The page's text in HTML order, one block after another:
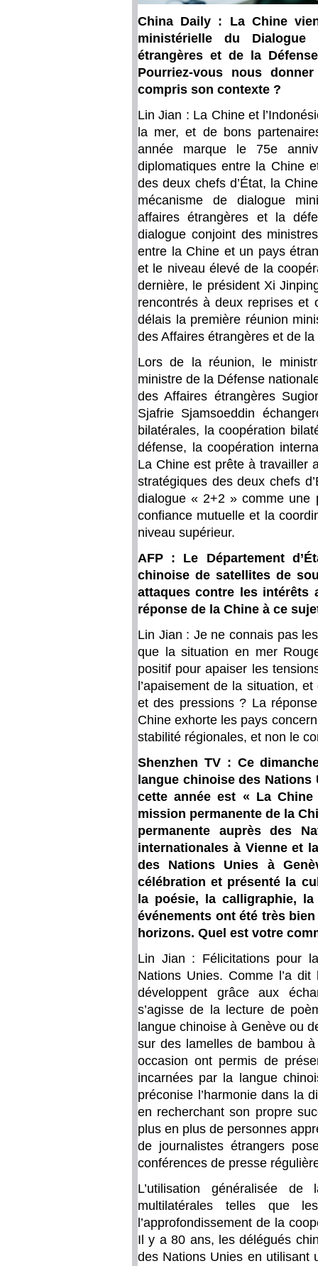
China Daily : La Chine
ministérielle du
étrangères et de la
Pourriez-vous nous
compris son contexte ?
Lin Jian : La Chine et
la mer, et de bons
année marque le 75e
diplomatiques entre la Chine
des deux chefs d’État, la
mécanisme de dialogue
affaires étrangères et la
dialogue conjoint des
entre la Chine et un pays
et le niveau élevé de la
dernière, le président Xi
rencontrés à deux reprises et
délais la première réunion
des Affaires étrangères et de
Lors de la réunion, le
ministre de la Défense
des Affaires étrangères
Sjafrie Sjamsoeddin
bilatérales, la coopération
défense, la coopération
La Chine est prête à travailler
stratégiques des deux chefs
dialogue « 2+2 » comme une
confiance mutuelle et la
niveau supérieur.
AFP : Le Département
chinoise de satellites de
attaques contre les intérêts
réponse de la Chine à ce
Lin Jian : Je ne connais pas
que la situation en mer
positif pour apaiser les
l’apaisement de la situation,
et des pressions ? La
Chine exhorte les pays
stabilité régionales, et non le
Shenzhen TV : Ce
langue chinoise des
cette année est « La
mission permanente de la
permanente auprès des
internationales à Vienne et
des Nations Unies à
célébration et présenté la
la poésie, la calligraphie,
événements ont été très
horizons. Quel est votre
Lin Jian : Félicitations pour
Nations Unies. Comme l’a
développent grâce aux
s’agisse de la lecture de
langue chinoise à Genève ou
sur des lamelles de bambou
occasion ont permis de
incarnées par la langue
préconise l’harmonie dans la
en recherchant son propre
plus en plus de personnes
de journalistes étrangers
conférences de presse
L’utilisation généralisée
multilatérales telles que
l’approfondissement de la
Il y a 80 ans, les délégués
des Nations Unies en utilisant